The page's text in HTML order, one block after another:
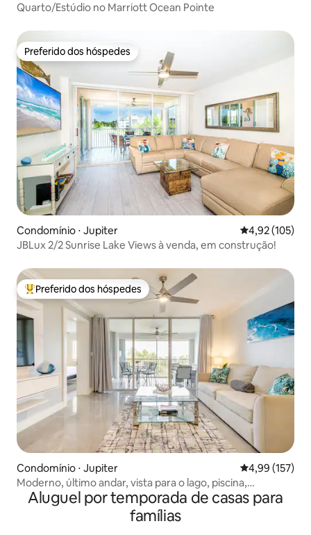
Quarto/Estúdio no Marriott Ocean Pointe
Preferido dos hóspedes
Preferido dos hóspedes
Condomínio ⋅ Jupiter 4,92 de uma
4,92 (105)
JBLux 2/2 Sunrise Lake Views à venda, em construção!
Entre os melhores preferidos dos hóspedes
Preferido dos hóspedes
Condomínio ⋅ Jupiter 4,99 de uma
4,99 (157)
Moderno, último andar, vista para o lago, piscina,
caminhada até a praia!
Aluguel por temporada de casas para
famílias